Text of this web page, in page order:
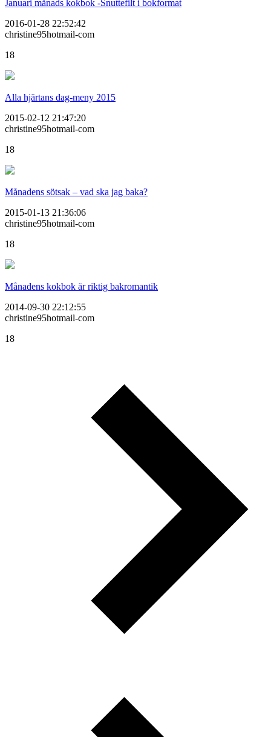
Januari månads kokbok -Snuttefilt i bokformat
2016-01-28 22:52:42
christine95hotmail-com
18
Alla hjärtans dag-meny 2015
2015-02-12 21:47:20
christine95hotmail-com
18
Månadens sötsak – vad ska jag baka?
2015-01-13 21:36:06
christine95hotmail-com
18
Månadens kokbok är riktig bakromantik
2014-09-30 22:12:55
christine95hotmail-com
18